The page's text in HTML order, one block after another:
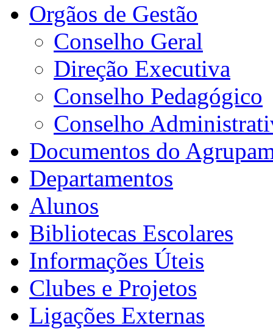
Orgãos de Gestão
Conselho Geral
Direção Executiva
Conselho Pedagógico
Conselho
Documentos do
Departamentos
Alunos
Bibliotecas Escolares
Informações Úteis
Clubes e Projetos
Ligações Externas